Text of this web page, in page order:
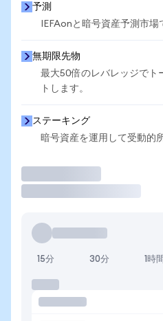
予測
IEFAonと暗号資産予測市場
無期限先物
最大50倍のレバレッジでト
トします。
ステーキング
暗号資産を運用して受動的
15分 30分 1時間